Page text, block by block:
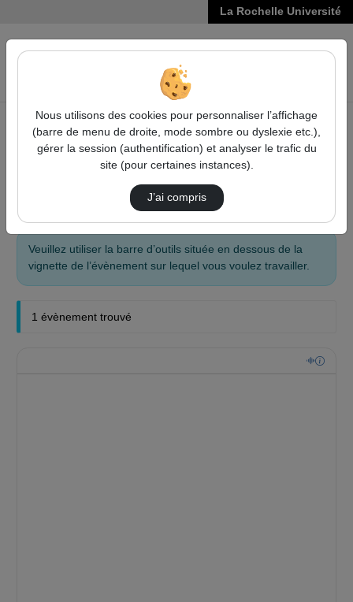
La Rochelle Université
VIDÉOS
Accueil Évènements
Évènements
Veuillez utiliser la barre d’outils située en dessous de la
vignette de l’évènement sur lequel vous voulez travailler.
1 évènement trouvé
Nous utilisons des cookies pour personnaliser l’affichage
(barre de menu de droite, mode sombre ou dyslexie etc.),
gérer la session (authentification) et analyser le trafic du
site (pour certaines instances).
J’ai compris